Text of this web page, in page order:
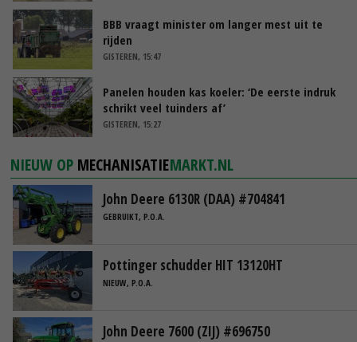
BBB vraagt minister om langer mest uit te
rijden
GISTEREN, 15:47
Panelen houden kas koeler: ‘De eerste indruk
schrikt veel tuinders af’
GISTEREN, 15:27
NIEUW OP MECHANISATIEMARKT.NL
John Deere 6130R (DAA) #704841
GEBRUIKT, P.O.A.
Pottinger schudder HIT 13120HT
NIEUW, P.O.A.
John Deere 7600 (ZIJ) #696750